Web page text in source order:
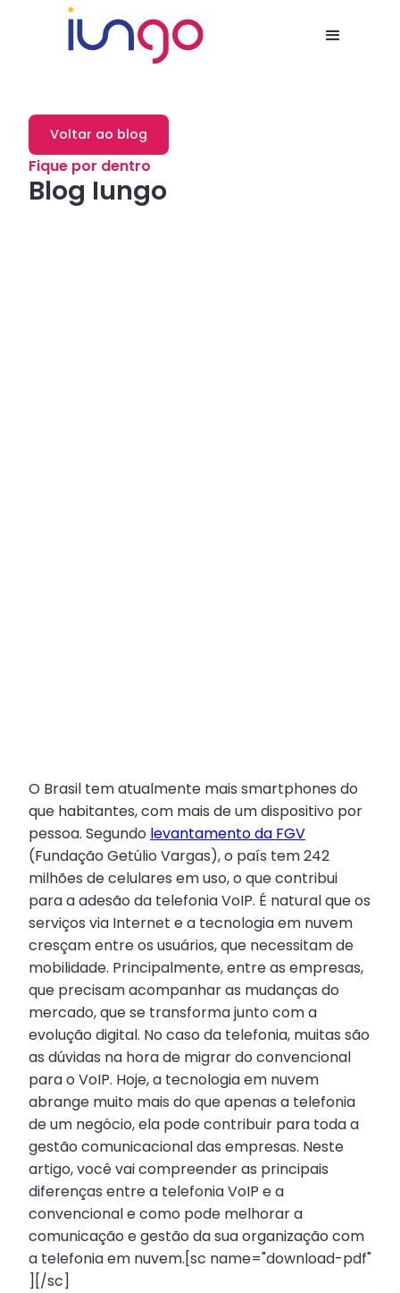
Fique por dentro
Blog Iungo
Voltar ao blog
O Brasil tem atualmente mais smartphones do
que habitantes, com mais de um dispositivo por
pessoa. Segundo levantamento da FGV
(Fundação Getúlio Vargas), o país tem 242
milhões de celulares em uso, o que contribui
para a adesão da telefonia VoIP. É natural que os
serviços via Internet e a tecnologia em nuvem
cresçam entre os usuários, que necessitam de
mobilidade. Principalmente, entre as empresas,
que precisam acompanhar as mudanças do
mercado, que se transforma junto com a
evolução digital. No caso da telefonia, muitas são
as dúvidas na hora de migrar do convencional
para o VoIP. Hoje, a tecnologia em nuvem
abrange muito mais do que apenas a telefonia
de um negócio, ela pode contribuir para toda a
gestão comunicacional das empresas. Neste
artigo, você vai compreender as principais
diferenças entre a telefonia VoIP e a
convencional e como pode melhorar a
comunicação e gestão da sua organização com
a telefonia em nuvem.[sc name="download-pdf"
][/sc]